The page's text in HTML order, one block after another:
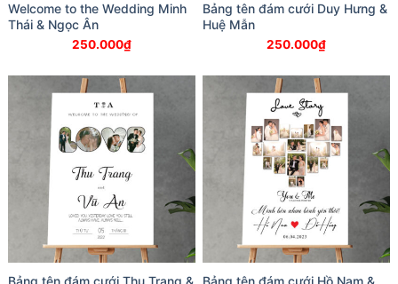
Welcome to the Wedding Minh
Thái & Ngọc Ân
250.000₫
Bảng tên đám cưới Duy Hưng &
Huệ Mẫn
250.000₫